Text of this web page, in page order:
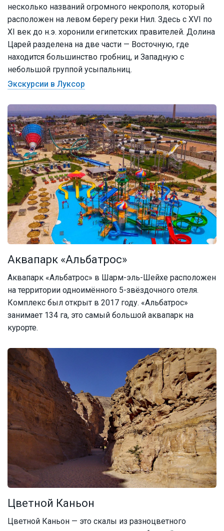
несколько названий огромного некрополя, который
расположен на левом берегу реки Нил. Здесь с XVI по
XI век до н.э. хоронили египетских правителей. Долина
Царей разделена на две части — Восточную, где
находится большинство гробниц, и Западную с
небольшой группой усыпальниц.
Экскурсии в Луксор
Аквапарк «Альбатрос»
Аквапарк «Альбатрос» в Шарм-эль-Шейхе расположен
на территории одноимённого 5-звёздочного отеля.
Комплекс был открыт в 2017 году. «Альбатрос»
занимает 134 га, это самый большой аквапарк на
курорте.
Цветной Каньон
Цветной Каньон — это скалы из разноцветного